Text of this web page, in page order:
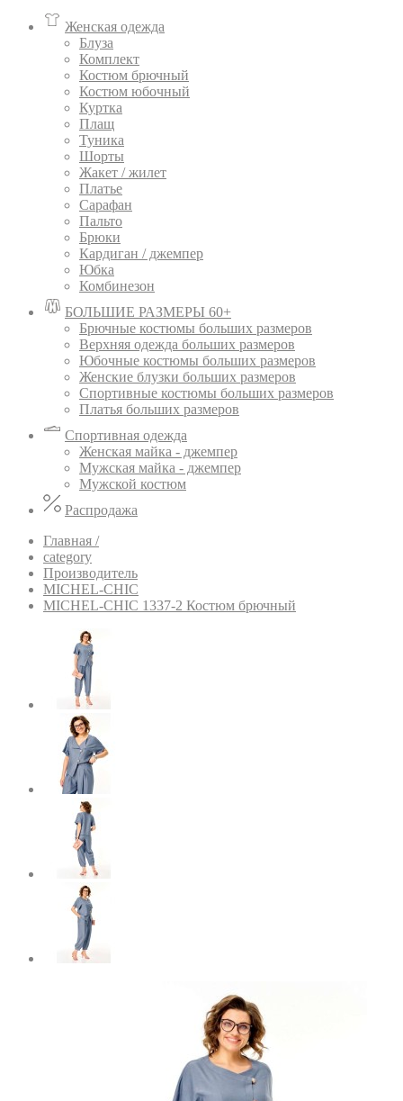
Женская одежда
Блуза
Комплект
Костюм брючный
Костюм юбочный
Куртка
Плащ
Туника
Шорты
Жакет / жилет
Платье
Сарафан
Пальто
Брюки
Кардиган / джемпер
Юбка
Комбинезон
БОЛЬШИЕ РАЗМЕРЫ 60+
Брючные костюмы больших размеров
Верхняя одежда больших размеров
Юбочные костюмы больших размеров
Женские блузки больших размеров
Спортивные костюмы больших размеров
Платья больших размеров
Спортивная одежда
Женская майка - джемпер
Мужская майка - джемпер
Мужской костюм
Распродажа
Главная /
category
Производитель
MICHEL-CHIC
MICHEL-CHIC 1337-2 Костюм брючный